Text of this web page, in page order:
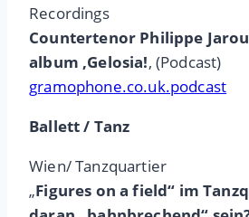
Recordings
Countertenor Philippe
album ‚Gelosia!‚ (Podcast)
gramophone.co.uk.podcast
Ballett / Tanz
Wien/ Tanzquartier
„Figures on a field“ im